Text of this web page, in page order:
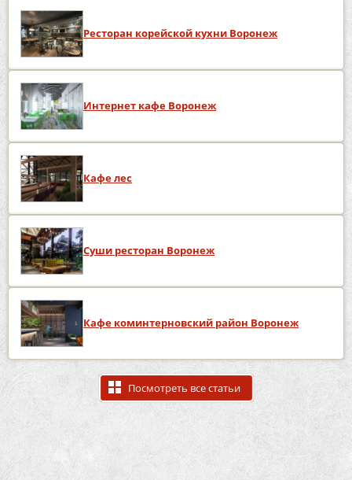
Ресторан корейской кухни Воронеж
Интернет кафе Воронеж
Кафе лес
Суши ресторан Воронеж
Кафе коминтерновский район Воронеж
Посмотреть все статьи